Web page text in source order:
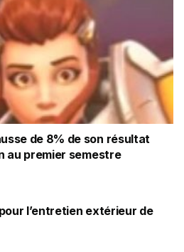
de 8% de son résultat
au premier semestre
l’entretien extérieur de